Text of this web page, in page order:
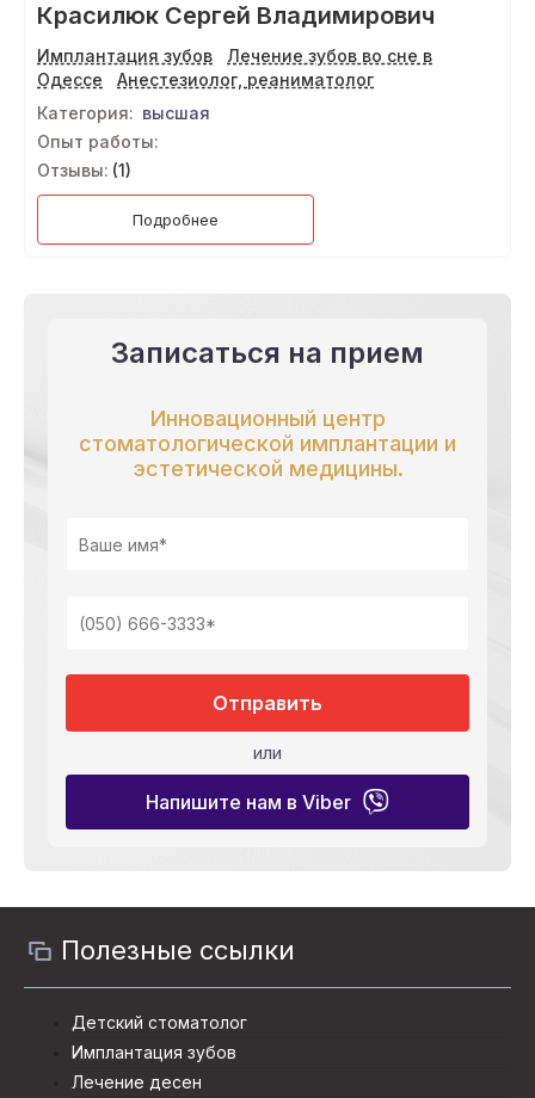
Красилюк Сергей Владимирович
Имплантация зубов
Лечение зубов во сне в
Одессе
Анестезиолог, реаниматолог
Категория: высшая
Опыт работы:
Отзывы: (1)
Подробнее
Записаться на прием
Инновационный центр
стоматологической имплантации и
эстетической медицины.
Отправить
или
Напишите нам в Viber
Полезные ссылки
Детский стоматолог
Имплантация зубов
Лечение десен